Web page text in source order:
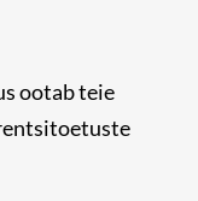
ootab teie